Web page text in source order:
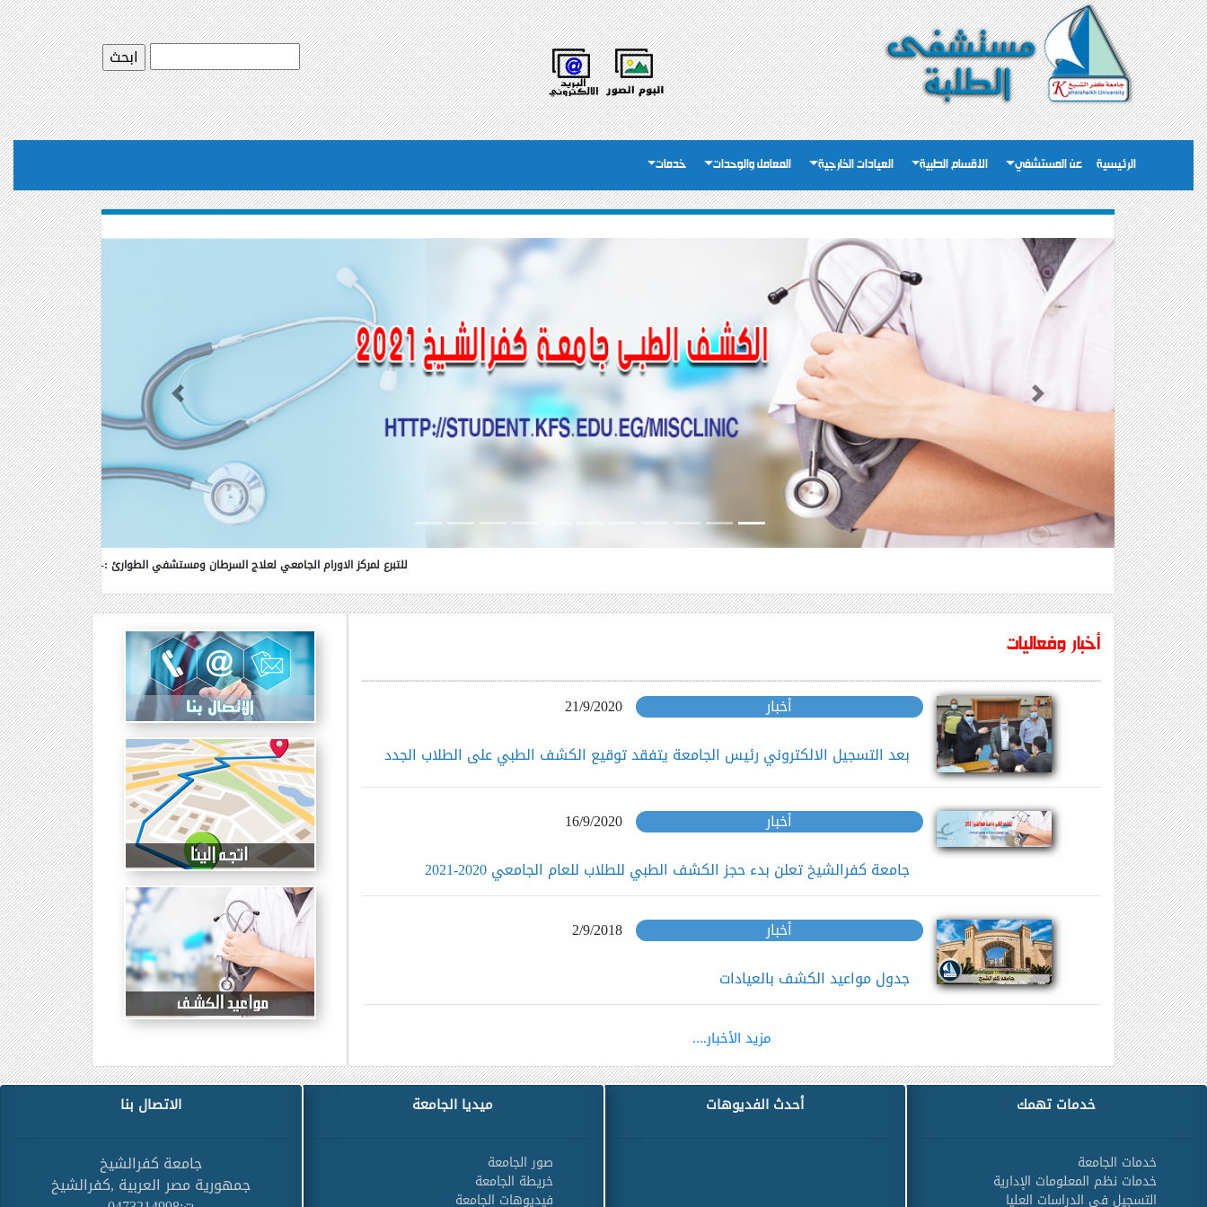
الرئيسية عن المستشفي الاقسام الطبية العيادات الخارجية المعامل والوحدات خدمات
Previous Next
للتبرع لمركز الاورام الجامعي لعلاج السرطان ومستشفي الطوارئ :- (بنك الاسكندرية:800800 - بنك مصر:231/1/111111-المصرف المتحد:666666-البنك الاهلي:01000810002-البريد المصري:0900112000559818)فرع كفرالشيخ
أخبار وفعاليات
أخبار
21/9/2020
بعد التسجيل الالكتروني رئيس الجامعة يتفقد توقيع الكشف الطبي على الطلاب الجدد
أخبار
16/9/2020
جامعة كفرالشيخ تعلن بدء حجز الكشف الطبي للطلاب للعام الجامعي 2020-2021
أخبار
2/9/2018
جدول مواعيد الكشف بالعيادات
مزيد الأخبار....
خدمات تهمك
خدمات الجامعة
خدمات نظم المعلومات الإدارية
التسجيل في الدراسات العليا
أحدث الفديوهات ميديا الجامعة
صور الجامعة
خريطة الجامعة
فيديوهات الجامعة
الاتصال بنا
جامعة كفرالشيخ
جمهورية مصر العربية ,كفرالشيخ